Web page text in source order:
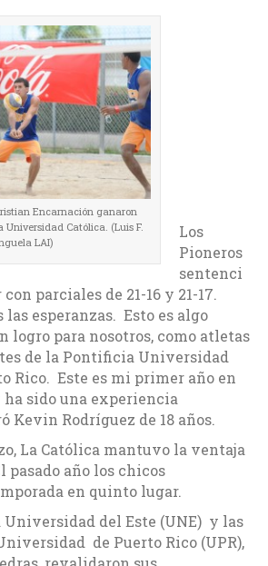
Encarnación ganaron
Universidad Católica. (Luis F.
LAI)
Los
Pioneros
sentenci
parciales de 21-16 y 21-17.
las esperanzas. Esto es algo
para nosotros, como atletas
de la Pontificia Universidad
Rico. Este es mi primer año en
sido una experiencia
Kevin Rodríguez de 18 años.
La Católica mantuvo la ventaja
pasado año los chicos
en quinto lugar.
del Este (UNE) y las
de Puerto Rico (UPR),